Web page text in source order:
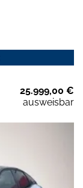
25.999,00 €
ausweisbar